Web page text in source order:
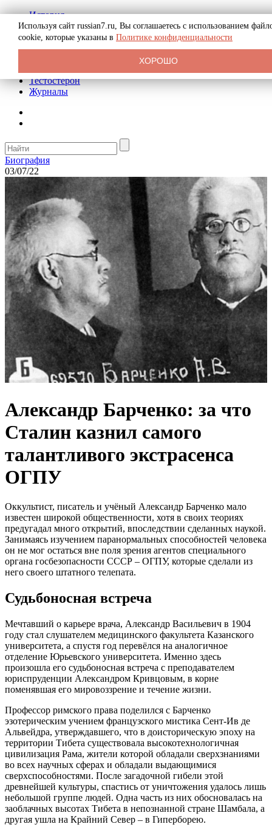
История
Биография
Криминал
Реклама на сайте
Тестостерон
Журналы
Биография
03/07/22
Александр Барченко: за что
Сталин казнил самого
талантливого экстрасенса
ОГПУ
Оккультист, писатель и учёный Александр Барченко мало
известен широкой общественности, хотя в своих теориях
предугадал много открытий, впоследствии сделанных наукой.
Занимаясь изучением паранормальных способностей человека
он не мог остаться вне поля зрения агентов специального
органа госбезопасности СССР – ОГПУ, которые сделали из
него своего штатного телепата.
Судьбоносная встреча
Мечтавший о карьере врача, Александр Васильевич в 1904
году стал слушателем медицинского факультета Казанского
университета, а спустя год перевёлся на аналогичное
отделение Юрьевского университета. Именно здесь
произошла его судьбоносная встреча с преподавателем
юриспруденции Александром Кривцовым, в корне
поменявшая его мировоззрение и течение жизни.
Профессор римского права поделился с Барченко
эзотерическим учением французского мистика Сент-Ив де
Альвейдра, утверждавшего, что в доисторическую эпоху на
территории Тибета существовала высокотехнологичная
цивилизация Рама, жители которой обладали сверхзнаниями
во всех научных сферах и обладали выдающимися
сверхспособностями. После загадочной гибели этой
древнейшей культуры, спастись от уничтожения удалось лишь
небольшой группе людей. Одна часть из них обосновалась на
заоблачных высотах Тибета в непознанной стране Шамбала, а
другая ушла на Крайний Север – в Гиперборею.
Используя сайт russian7.ru, Вы соглашаетесь с использованием
cookie, которые указаны в Политике конфиденциальности
ХОРОШО